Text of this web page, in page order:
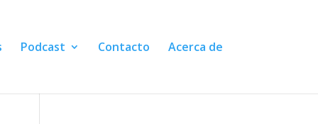
Podcast Contacto Acerca de